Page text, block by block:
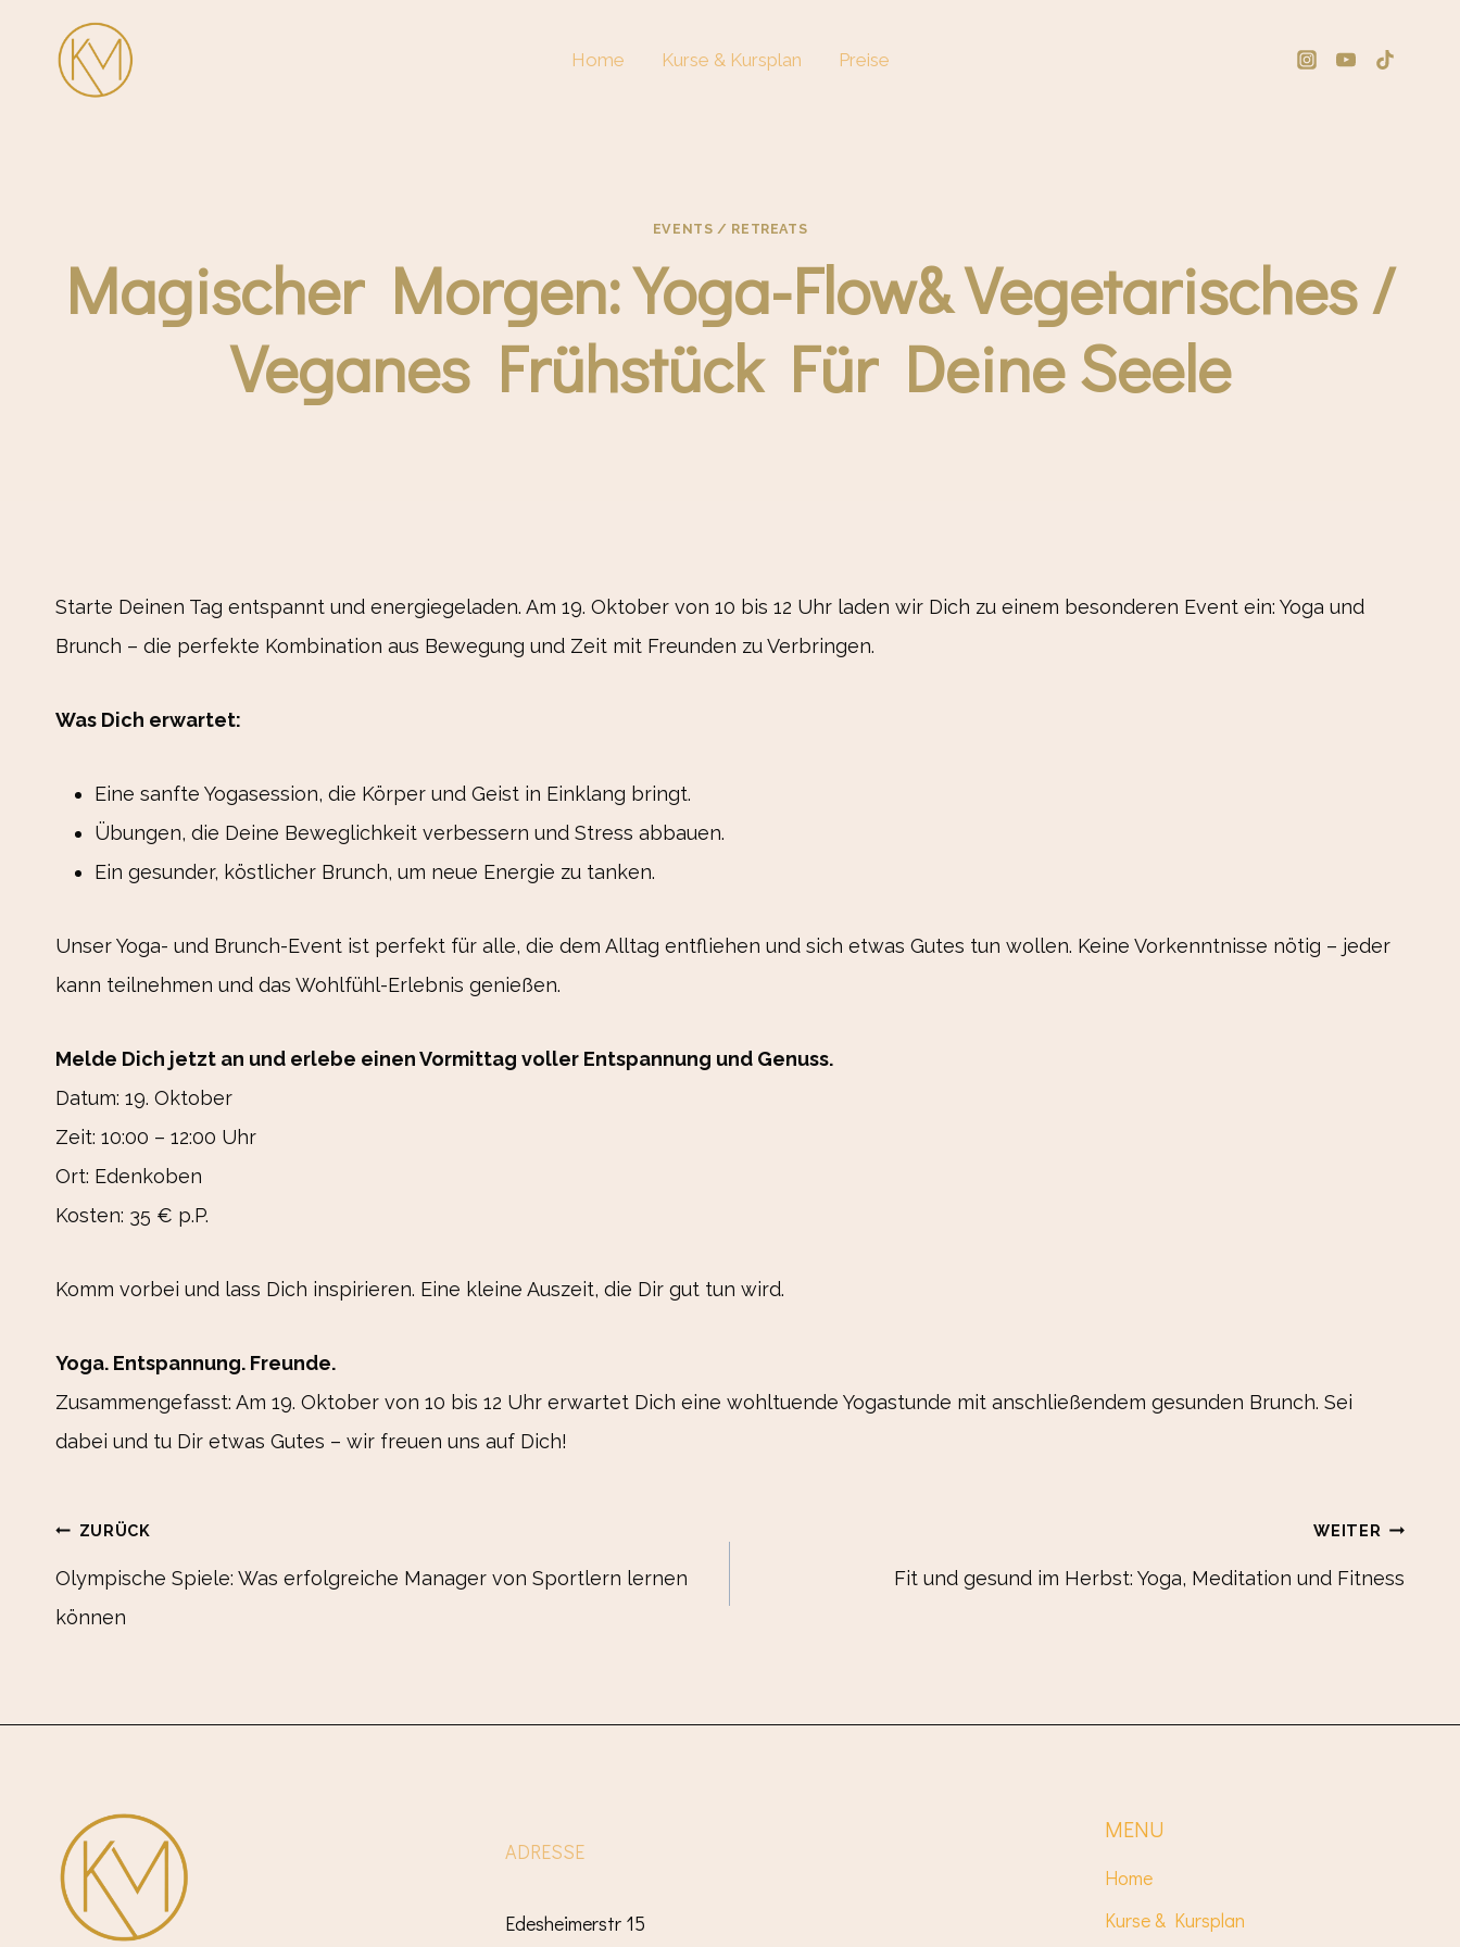
springen
Home Kurse & Kursplan Preise
EVENTS / RETREATS
Magischer Morgen: Yoga-Flow& Vegetarisches /
Veganes Frühstück Für Deine Seele
Starte Deinen Tag entspannt und energiegeladen. Am 19. Oktober von 10 bis 12 Uhr laden wir Dich zu einem besonderen Event ein: Yoga und
Brunch – die perfekte Kombination aus Bewegung und Zeit mit Freunden zu Verbringen.
Was Dich erwartet:
Eine sanfte Yogasession, die Körper und Geist in Einklang bringt.
Übungen, die Deine Beweglichkeit verbessern und Stress abbauen.
Ein gesunder, köstlicher Brunch, um neue Energie zu tanken.
Unser Yoga- und Brunch-Event ist perfekt für alle, die dem Alltag entfliehen und sich etwas Gutes tun wollen. Keine Vorkenntnisse nötig – jeder
kann teilnehmen und das Wohlfühl-Erlebnis genießen.
Melde Dich jetzt an und erlebe einen Vormittag voller Entspannung und Genuss.
Datum: 19. Oktober
Zeit: 10:00 – 12:00 Uhr
Ort: Edenkoben
Kosten: 35 € p.P.
Komm vorbei und lass Dich inspirieren. Eine kleine Auszeit, die Dir gut tun wird.
Yoga. Entspannung. Freunde.
Zusammengefasst: Am 19. Oktober von 10 bis 12 Uhr erwartet Dich eine wohltuende Yogastunde mit anschließendem gesunden Brunch. Sei
dabei und tu Dir etwas Gutes – wir freuen uns auf Dich!
Beitrags-
ZURÜCK
Olympische Spiele: Was erfolgreiche Manager von Sportlern lernen
können
WEITER
Fit und gesund im Herbst: Yoga, Meditation und Fitness
ADRESSE
Edesheimerstr 15
MENU
Home
Kurse & Kursplan